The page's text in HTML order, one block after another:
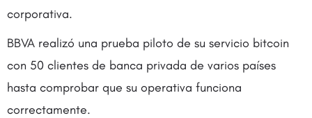
corporativa.
BBVA realizó una prueba piloto de su servicio bitcoin
con 50 clientes de banca privada de varios países
hasta comprobar que su operativa funciona
correctamente.